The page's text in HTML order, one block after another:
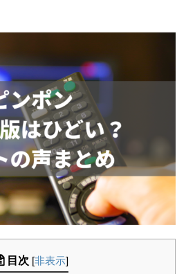
目次 [非表示]